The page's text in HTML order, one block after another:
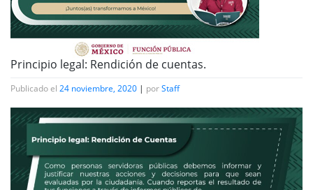
Principio legal: Rendición de cuentas.
Publicado el 24 noviembre, 2020 | porStaff